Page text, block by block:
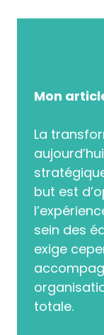
Mon
La
but est
sein des
exige
totale.